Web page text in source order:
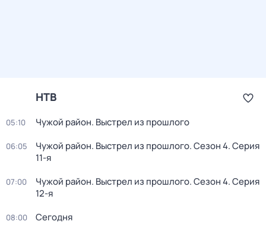
НТВ
05:10 Чужой район. Выстрел из прошлого
06:05 Чужой район. Выстрел из прошлого. Сезон 4. Серия
11-я
07:00 Чужой район. Выстрел из прошлого. Сезон 4. Серия
12-я
08:00 Сегодня